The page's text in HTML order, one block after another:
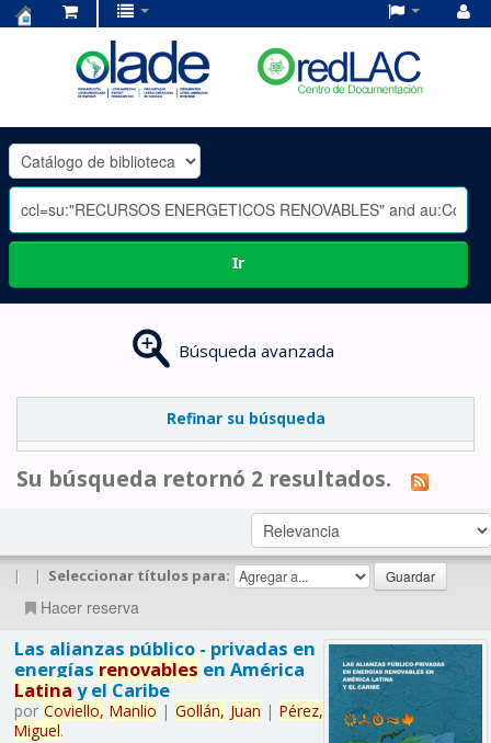
OLADE
-
Ir
Búsqueda avanzada
Refinar su búsqueda
Su búsqueda retornó 2 resultados.
| | Seleccionar títulos para:
Hacer reserva
Las alianzas público - privadas en
energías renovables en América
Latina y el Caribe
por Coviello, Manlio | Gollán, Juan | Pérez,
Miguel.